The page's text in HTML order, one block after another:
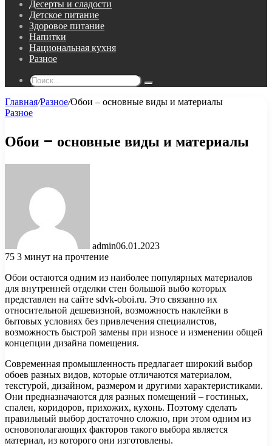
Десерты и сладости
Детское питание
Здоровое питание
Напитки
Национальная кухня
Разное
Поиск...
Главная/Разное/Обои – основные виды и материалы
Разное
Обои – основные виды и материалы
admin06.01.2023
75 3 минут на прочтение
Обои остаются одним из наиболее популярных материалов
для внутренней отделки стен большой выбо которых
представлен на сайте sdvk-oboi.ru. Это связанно их
относительной дешевизной, возможность наклейки в
бытовых условиях без привлечения специалистов,
возможность быстрой замены при износе и изменении общей
концепции дизайна помещения.
Современная промышленность предлагает широкий выбор
обоев разных видов, которые отличаются материалом,
текстурой, дизайном, размером и другими характеристиками.
Они предназначаются для разных помещений – гостиных,
спален, коридоров, прихожих, кухонь. Поэтому сделать
правильный выбор достаточно сложно, при этом одним из
основополагающих факторов такого выбора является
материал, из которого они изготовлены.